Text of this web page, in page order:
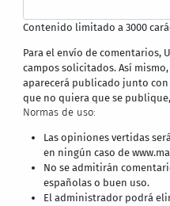
Contenido limitado a 3000
Para el envío de comentarios,
campos solicitados. Así
aparecerá publicado junto
que no quiera que se
Normas de uso:
Las opiniones vertidas
en ningún caso de
No se admitirán
españolas o buen uso.
El administrador podrá